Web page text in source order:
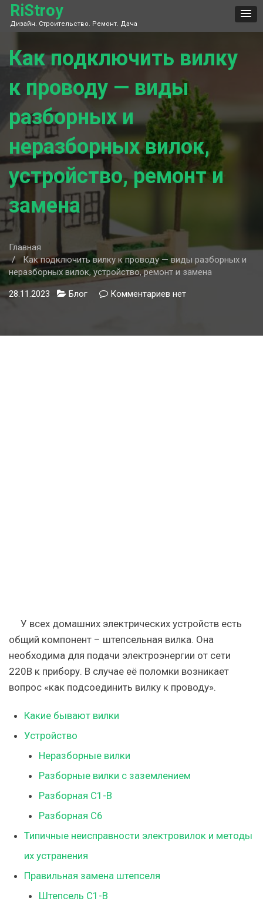
Skip
content
RiStroy
Дизайн. Строительство. Ремонт. Дача
Как подключить вилку
к проводу — виды
разборных и
неразборных вилок,
устройство, ремонт и
замена
Главная
Как подключить вилку к проводу — виды разборных и
неразборных вилок, устройство, ремонт и замена
28.11.2023 Блог Комментариев кнет
У всех домашних электрических устройств есть
общий компонент – штепсельная вилка. Она
необходима для подачи электроэнергии от сети
220В к прибору. В случае её поломки возникает
вопрос «как подсоединить вилку к проводу».
Какие бывают вилки
Устройство
Неразборные вилки
Разборные вилки с заземлением
Разборная C1-B
Разборная C6
Типичные неисправности электровилок и методы
их устранения
Правильная замена штепселя
Штепсель C1-B